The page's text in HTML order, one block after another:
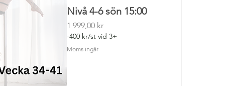
Nivå 4-6 sön 15:00
Pris
1 999,00 kr
-400 kr/st vid 3+
Moms ingår